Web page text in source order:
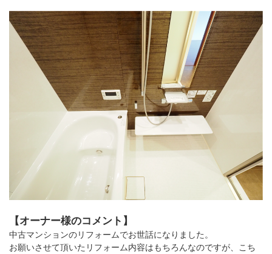
【オーナー様のコメント】
中古マンションのリフォームでお世話になりました。
お願いさせて頂いたリフォーム内容はもちろんなのですが、こち